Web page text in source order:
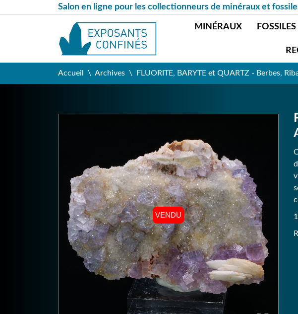
Salon en ligne pour les collectionneurs de minéraux et
MINÉRAUX FOSSILES
Accueil Archives FLUORITE, BARYTE et QUARTZ - Berbes,
VENDU